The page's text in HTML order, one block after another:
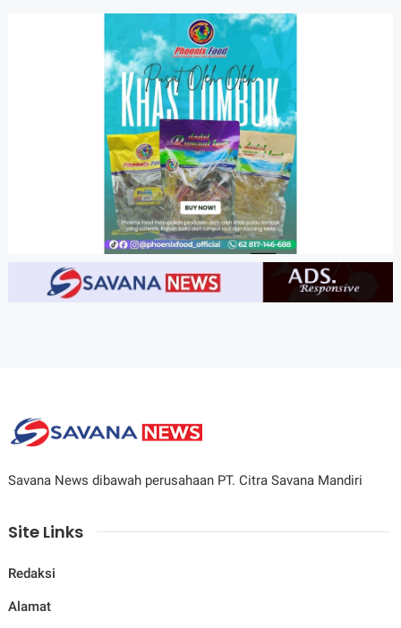
Savana News dibawah perusahaan PT. Citra Savana Mandiri
Site Links
Redaksi
Alamat